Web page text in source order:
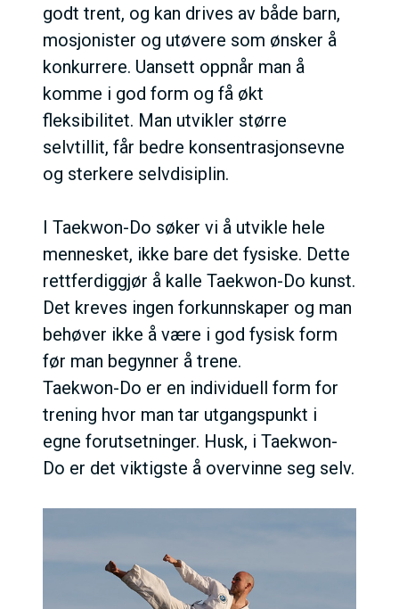
godt trent, og kan drives av både barn,
mosjonister og utøvere som ønsker å
konkurrere. Uansett oppnår man å
komme i god form og få økt
fleksibilitet. Man utvikler større
selvtillit, får bedre konsentrasjonsevne
og sterkere selvdisiplin.
I Taekwon-Do søker vi å utvikle hele
mennesket, ikke bare det fysiske. Dette
rettferdiggjør å kalle Taekwon-Do kunst.
Det kreves ingen forkunnskaper og man
behøver ikke å være i god fysisk form
før man begynner å trene.
Taekwon-Do er en individuell form for
trening hvor man tar utgangspunkt i
egne forutsetninger. Husk, i Taekwon-
Do er det viktigste å overvinne seg selv.